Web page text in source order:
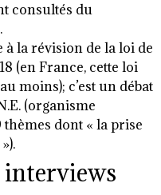
consultés du
à la révision de la loi de
(en France, cette loi
moins); c’est un débat
(organisme
dont « la prise
interviews